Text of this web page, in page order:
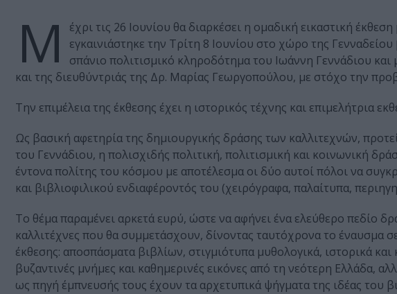
Μ έχρι τις 26 Ιουνίου θα διαρκέσει η ομαδική εικαστική έκθεση
εγκαινιάστηκε την Τρίτη 8 Ιουνίου στο χώρο της
σπάνιο πολιτισμικό κληροδότημα του Ιωάννη Γεννάδιου
και της διευθύντριάς της Δρ. Μαρίας Γεωργοπούλου, με στόχο την
Την επιμέλεια της έκθεσης έχει η ιστορικός τέχνης και επιμελήτρια
Ως βασική αφετηρία της δημιουργικής δράσης των καλλιτεχνών,
του Γεννάδιου, η πολισχιδής πολιτική, πολιτισμική και κοινωνική
έντονα πολίτης του κόσμου με αποτέλεσμα οι δύο αυτοί πόλοι να
και βιβλιοφιλικού ενδιαφέροντός του (χειρόγραφα, παλαίτυπα,
Το θέμα παραμένει αρκετά ευρύ, ώστε να αφήνει ένα ελεύθερο πεδίο
καλλιτέχνες που θα συμμετάσχουν, δίνοντας ταυτόχρονα το έναυσμα
έκθεσης: αποσπάσματα βιβλίων, στιγμιότυπα μυθολογικά, ιστορικά
βυζαντινές μνήμες και καθημερινές εικόνες από τη νεότερη Ελλάδα,
ως πηγή έμπνευσής τους έχουν τα αρχετυπικά ψήγματα της ιδέας του